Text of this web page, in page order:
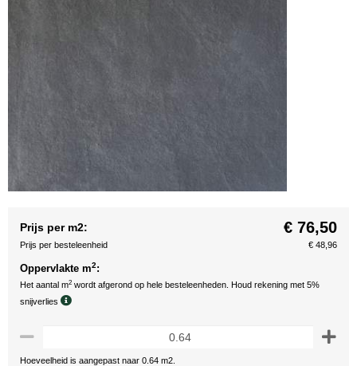
Prijs per m2: € 76,50
Prijs per besteleenheid € 48,96
Oppervlakte m2:
Het aantal m2 wordt afgerond op hele besteleenheden. Houd rekening met 5%
snijverlies
Hoeveelheid is aangepast naar 0.64 m2.